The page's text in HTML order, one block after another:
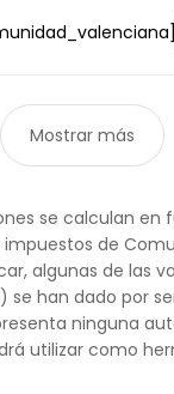
Mostrar más
se calculan en
de
algunas de las
se han dado por
ninguna
utilizar como